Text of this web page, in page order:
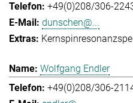
+49(0)208/306-
dunschen@...
Wolfgang Endler
+49(0)208/306-